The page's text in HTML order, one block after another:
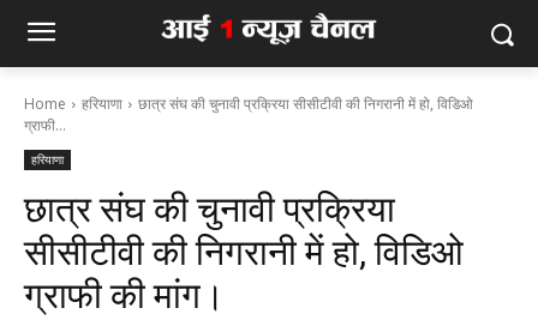
Home हरियाणा
छात्र संघ की चुनावी प्रक्रिया सीसीटीवी की निगरानी में हो, विडिओ
ग्राफी...
हरियाणा
छात्र संघ की चुनावी प्रक्रिया
सीसीटीवी की निगरानी में हो, विडिओ
ग्राफी की मांग।